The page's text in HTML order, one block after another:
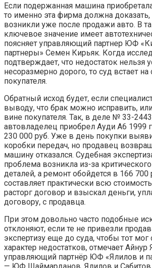
Если подержанная машина
то именно эта фирма должна доказать,
возникли уже после продажи авто. В
ключевое значение имеет
поясняет управляющий партнер ЮФ
партнеры» Семен Кирьяк. Когда
подтверждает, что недостаток нельзя
несоразмерно дорого, то суд встает на
покупателя.
Обратный исход будет, если
выводу, что брак можно исправить,
вине покупателя. Так, в деле № 33-
автовладелец приобрел Ауди А6 1999
230 000 руб. Уже в день покупки
коробки передач, но продавец
машину отказался. Судебная
проблема возникла из-за
деталей, а ремонт обойдется в 166 700
составляет практически всю
расторг договор и взыскал деньги,
договору, с продавца.
При этом довольно часто подобные
отклоняют, если те не привезли
экспертизу еще до суда, чтобы тот мог
характер недостатков, отмечает Айнур
управляющий партнёр ЮФ «Ялилов и
— ЮФ Шаймарданов, Ялилов и